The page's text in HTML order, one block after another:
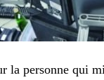
la personne qui